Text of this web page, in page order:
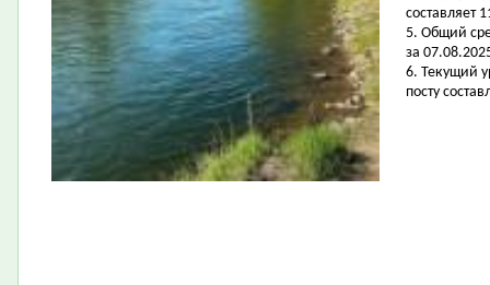
составляет
5. Общий
за
6. Текущий
посту